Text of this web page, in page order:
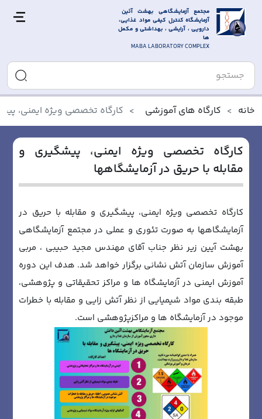
مجتمع آزمایشگاهی بهشت آئین
آزمایشگاه کنترل کیفی مواد غذایی،
دارویی ، آرایشی ، بهداشتی و مکمل
ها
MABA LABORATORY COMPLEX
خانه کارگاه های آموزشی کارگاه تخصصی ویژه ایمنی،
کارگاه تخصصی ویژه ایمنی، پیشگیری و
مقابله با حریق در آزمایشگاهها
کارگاه تخصصی ویژه ایمنی، پیشگیری و مقابله با حریق در
آزمایشگاهها به صورت تئوری و عملی در مجتمع آزمایشگاهی
بهشت آیین زیر نظر جناب آقای مهندس مجید حبیبی ، مربی
آموزش سازمان آتش نشانی برگزار خواهد شد. هدف این دوره
آموزش ایمنی در آزمایشگاه ها و مراکز تحقیقاتی و پژوهشی،
طبقه بندی مواد شیمیایی از نظر آتش زایی و مقابله با خطرات
موجود در آزمایشگاه ها و مراکزپژوهشی است.